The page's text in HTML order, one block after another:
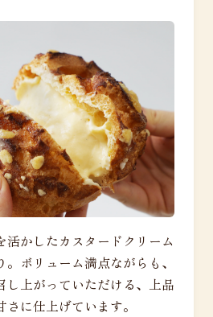
活かしたカスタードクリーム
ボリューム満点ながらも、
し上がっていただける、上品
に仕上げています。